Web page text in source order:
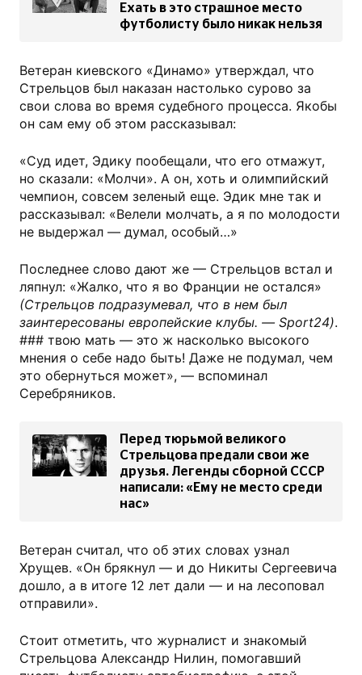
Ехать в это страшное место
футболисту было никак нельзя
Ветеран киевского «Динамо» утверждал, что
Стрельцов был наказан настолько сурово за
свои слова во время судебного процесса. Якобы
он сам ему об этом рассказывал:
«Суд идет, Эдику пообещали, что его отмажут,
но сказали: «Молчи». А он, хоть и олимпийский
чемпион, совсем зеленый еще. Эдик мне так и
рассказывал: «Велели молчать, а я по молодости
не выдержал — думал, особый…»
Последнее слово дают же — Стрельцов встал и
ляпнул: «Жалко, что я во Франции не остался»
(Стрельцов подразумевал, что в нем был
заинтересованы европейские клубы. — Sport24).
### твою мать — это ж насколько высокого
мнения о себе надо быть! Даже не подумал, чем
это обернуться может», — вспоминал
Серебряников.
Перед тюрьмой великого
Стрельцова предали свои же
друзья. Легенды сборной СССР
написали: «Ему не место среди
нас»
Ветеран считал, что об этих словах узнал
Хрущев. «Он брякнул — и до Никиты Серге­евича
дошло, а в итоге 12 лет дали — и на лесоповал
отправили».
Стоит отметить, что журналист и знакомый
Стрельцова Александр Нилин, помогавший